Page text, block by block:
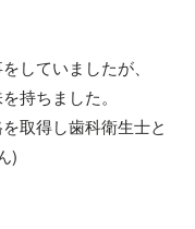
していましたが、
持ちました。
取得し歯科衛生士と
)